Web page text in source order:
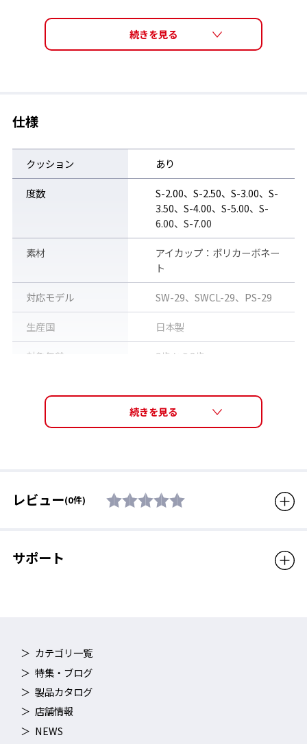
S-2.00からS-7.00までの8度数展開 ※片眼レンズ販売の為、左右
必要な場合は2点ご注文ください。
パーツセットと組み立てることで度付きスイミング
ゴーグルが完成します。
レンズ2つとパーツの3点セット販売ページはこちら
に度数の見え方を確認していただくことをおすすめいたします。
度数の弱いものから順次取りかえて見え方をご
仕様
クッション あり
度数
S-2.00、S-2.50、S-3.00、S-
3.50、S-4.00、S-5.00、S-
6.00、S-7.00
素材
アイカップ：ポリカーボネー
ト
対応モデル SW-29、SWCL-29、PS-29
生産国 日本製
対象年齢 3歳から8歳
レビュー(0件)
サポート
カテゴリ一覧
特集・ブログ
製品カタログ
店舗情報
NEWS